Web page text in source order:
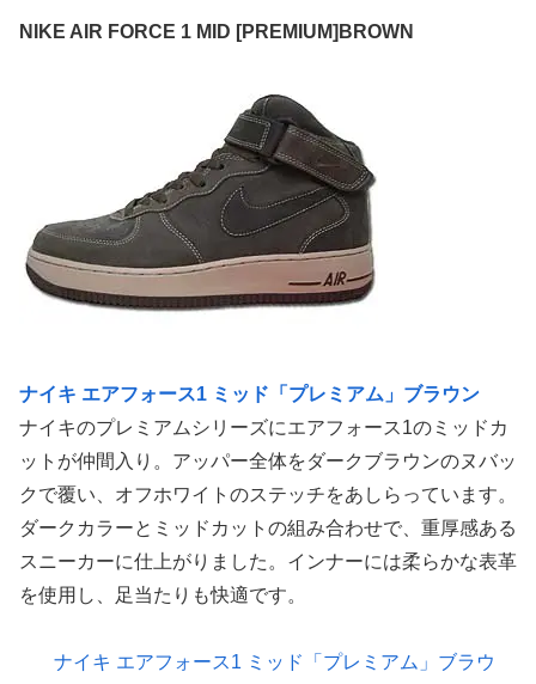
NIKE AIR FORCE 1 MID [PREMIUM]BROWN
ナイキ エアフォース1 ミッド「プレミアム」ブラウン
ナイキのプレミアムシリーズにエアフォース1のミッドカ
ットが仲間入り。アッパー全体をダークブラウンのヌバッ
クで覆い、オフホワイトのステッチをあしらっています。
ダークカラーとミッドカットの組み合わせで、重厚感ある
スニーカーに仕上がりました。インナーには柔らかな表革
を使用し、足当たりも快適です。
ナイキ エアフォース1 ミッド「プレミアム」ブラウ